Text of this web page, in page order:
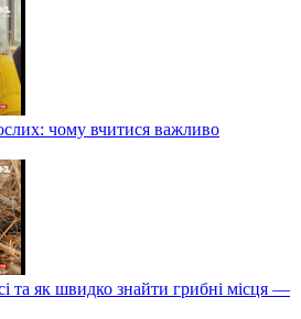
чому вчитися важливо
та як швидко знайти грибні місця —